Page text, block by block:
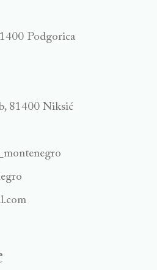
Podgorica
81400 Niksić